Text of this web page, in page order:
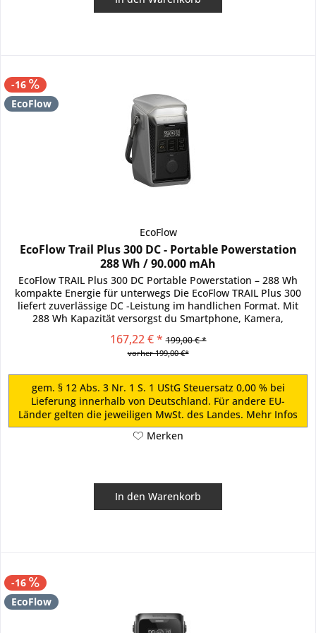
-16
EcoFlow
EcoFlow
EcoFlow Trail Plus 300 DC - Portable Powerstation
288 Wh / 90.000 mAh
EcoFlow TRAIL Plus 300 DC Portable Powerstation – 288 Wh
kompakte Energie für unterwegs Die EcoFlow TRAIL Plus 300
liefert zuverlässige DC -Leistung im handlichen Format. Mit
288 Wh Kapazität versorgst du Smartphone, Kamera,
167,22 € * 199,00 € *
vorher 199,00 €*
gem. § 12 Abs. 3 Nr. 1 S. 1 UStG Steuersatz 0,00 % bei
Lieferung innerhalb von Deutschland. Für andere EU-
Länder gelten die jeweiligen MwSt. des Landes. Mehr Infos
Merken
In den Warenkorb
-16
EcoFlow